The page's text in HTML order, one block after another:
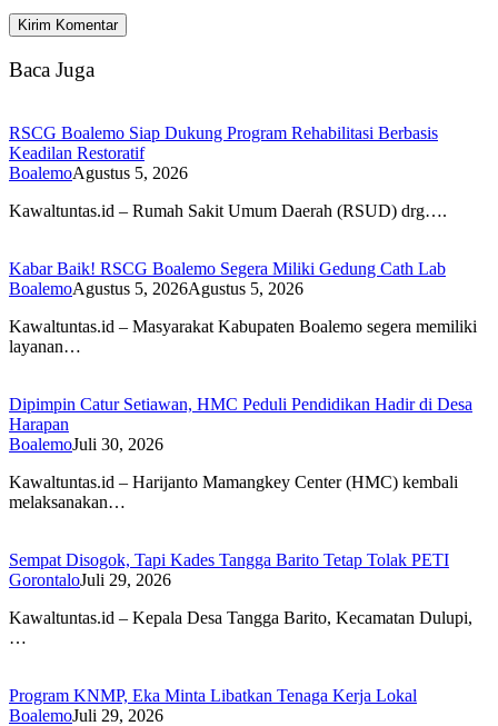
Baca Juga
RSCG Boalemo Siap Dukung Program Rehabilitasi Berbasis
Keadilan Restoratif
BoalemoAgustus 5, 2026
Kawaltuntas.id – Rumah Sakit Umum Daerah (RSUD) drg….
Kabar Baik! RSCG Boalemo Segera Miliki Gedung Cath Lab
BoalemoAgustus 5, 2026Agustus 5, 2026
Kawaltuntas.id – Masyarakat Kabupaten Boalemo segera memiliki
layanan…
Dipimpin Catur Setiawan, HMC Peduli Pendidikan Hadir di Desa
Harapan
BoalemoJuli 30, 2026
Kawaltuntas.id – Harijanto Mamangkey Center (HMC) kembali
melaksanakan…
Sempat Disogok, Tapi Kades Tangga Barito Tetap Tolak PETI
GorontaloJuli 29, 2026
Kawaltuntas.id – Kepala Desa Tangga Barito, Kecamatan Dulupi,
…
Program KNMP, Eka Minta Libatkan Tenaga Kerja Lokal
BoalemoJuli 29, 2026